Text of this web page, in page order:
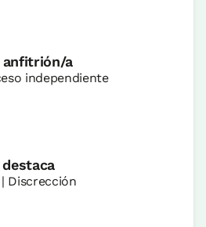
a
independiente
Discrección